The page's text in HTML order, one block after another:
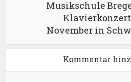
Musikschule
Klavierkonzert
November in
Kommentar